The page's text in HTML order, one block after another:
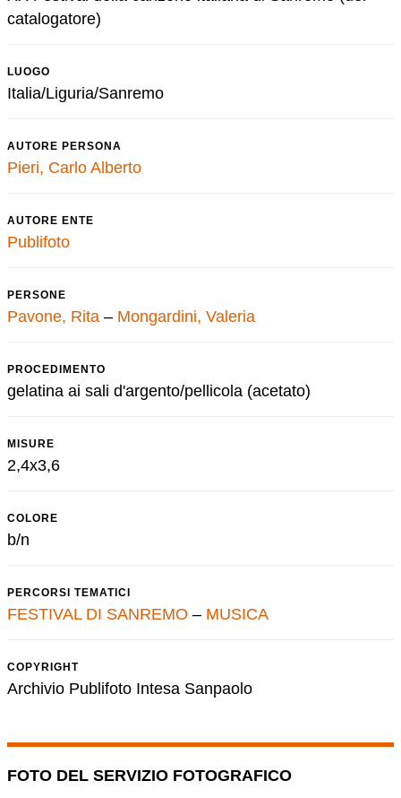
catalogatore)
LUOGO
Italia/Liguria/Sanremo
AUTORE PERSONA
Pieri, Carlo Alberto
AUTORE ENTE
Publifoto
PERSONE
Pavone, Rita – Mongardini, Valeria
PROCEDIMENTO
gelatina ai sali d'argento/pellicola (acetato)
MISURE
2,4x3,6
COLORE
b/n
PERCORSI TEMATICI
FESTIVAL DI SANREMO – MUSICA
COPYRIGHT
Archivio Publifoto Intesa Sanpaolo
FOTO DEL SERVIZIO FOTOGRAFICO